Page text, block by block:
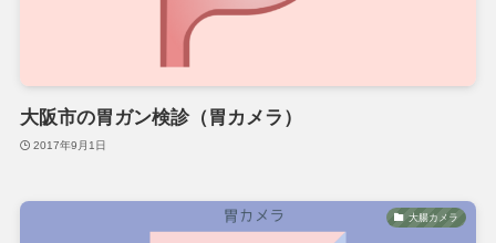
大阪市の胃ガン検診（胃カメラ）
2017年9月1日
大腸カメラ